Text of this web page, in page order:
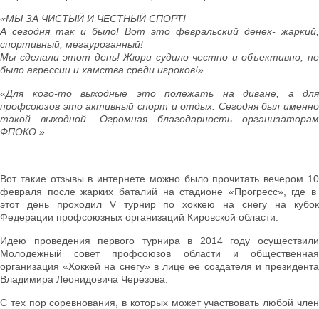
«МЫ ЗА ЧИСТЫЙ И ЧЕСТНЫЙ СПОРТ!
А сегодня так и было! Вот это февральский денек- жаркий,
спортивный, мегауроганный!
Мы сделали этот день! Жюри судило честно и объективно, не
было агрессии и хамства среди игроков!»
«Для кого-то выходные это полежать на диване, а для
профсоюзов это активный спорт и отдых. Сегодня был именно
такой выходной. Огромная благодарность организаторам
ФПОКО.»
Вот такие отзывы в интернете можно было прочитать вечером 10
февраля после жарких баталий на стадионе «Прогресс», где в
этот день проходил V турнир по хоккею на снегу на кубок
Федерации профсоюзных организаций Кировской области.
Идею проведения первого турнира в 2014 году осуществили
Молодежный совет профсоюзов области и общественная
организация «Хоккей на снегу» в лице ее создателя и президента
Владимира Леонидовича Черезова.
С тех пор соревнования, в которых может участвовать любой член